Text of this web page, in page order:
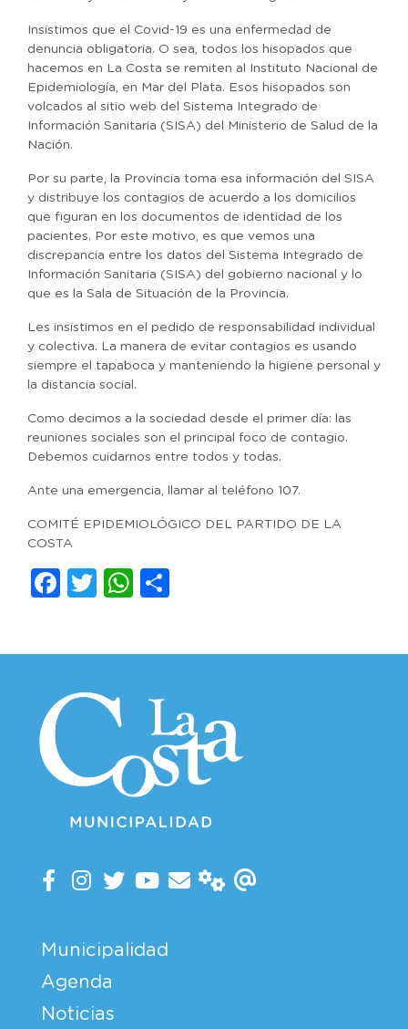
Insistimos que el Covid-19 es una enfermedad de
denuncia obligatoria. O sea, todos los hisopados que
hacemos en La Costa se remiten al Instituto Nacional de
Epidemiología, en Mar del Plata. Esos hisopados son
volcados al sitio web del Sistema Integrado de
Información Sanitaria (SISA) del Ministerio de Salud de la
Nación.
Por su parte, la Provincia toma esa información del SISA
y distribuye los contagios de acuerdo a los domicilios
que figuran en los documentos de identidad de los
pacientes. Por este motivo, es que vemos una
discrepancia entre los datos del Sistema Integrado de
Información Sanitaria (SISA) del gobierno nacional y lo
que es la Sala de Situación de la Provincia.
Les insistimos en el pedido de responsabilidad individual
y colectiva. La manera de evitar contagios es usando
siempre el tapaboca y manteniendo la higiene personal y
la distancia social.
Como decimos a la sociedad desde el primer día: las
reuniones sociales son el principal foco de contagio.
Debemos cuidarnos entre todos y todas.
Ante una emergencia, llamar al teléfono 107.
COMITÉ EPIDEMIOLÓGICO DEL PARTIDO DE LA
COSTA
Facebook
TwitterWhatsApp
Municipalidad
Agenda
Noticias